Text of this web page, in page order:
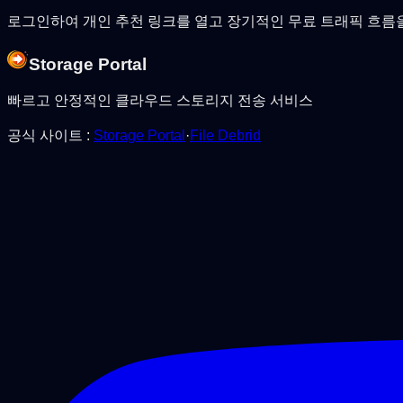
로그인하여 개인 추천 링크를 열고 장기적인 무료 트래픽 흐름
Storage Portal
빠르고 안정적인 클라우드 스토리지 전송 서비스
공식 사이트 : Storage Portal ·File Debrid